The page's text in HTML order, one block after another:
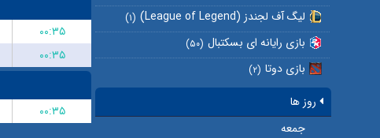
لیگ آف لجندز (League of Legend) (۱)
بازی رایانه ای بسکتبال (۵۰)
بازی دوتا (۲)
روز ها
جمعه
۰۰:۳۵
۰۰:۳۵
۰۰:۳۵